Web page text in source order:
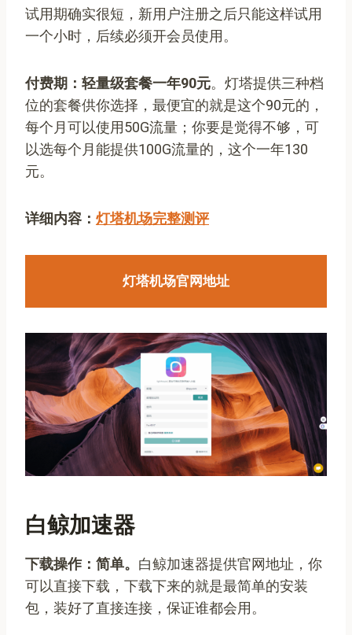
试用期确实很短，新用户注册之后只能这样试用
一个小时，后续必须开会员使用。
付费期：轻量级套餐一年90元。灯塔提供三种档
位的套餐供你选择，最便宜的就是这个90元的，
每个月可以使用50G流量；你要是觉得不够，可
以选每个月能提供100G流量的，这个一年130
元。
详细内容： 灯塔机场完整测评
灯塔机场官网地址
白鲸加速器
下载操作：简单。 白鲸加速器提供官网地址，你
可以直接下载，下载下来的就是最简单的安装
包，装好了直接连接，保证谁都会用。